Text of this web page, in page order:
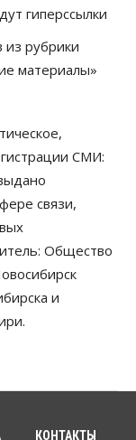
области
на
гиперссылки
из рубрики
материалы»
СМИ:
связи,
Общество
и
КОНТАКТЫ